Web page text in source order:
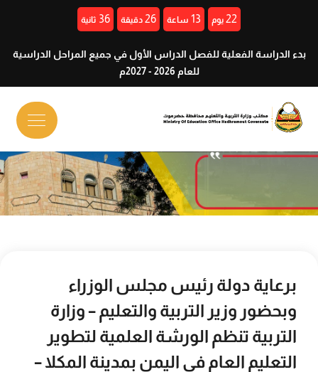
22 يوم 13 ساعة 26 دقيقة 35 ثانية
بدء الدراسة الفعلية للفصل الدراس الأول في جميع المراحل الدراسية
للعام 2026 - 2027م
برعاية دولة رئيس مجلس الوزراء
وبحضور وزير التربية والتعليم – وزارة
التربية تنظم الورشة العلمية لتطوير
التعليم العام في اليمن بمدينة المكلا –